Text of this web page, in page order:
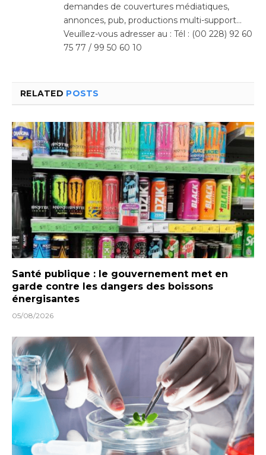
demandes de couvertures médiatiques,
annonces, pub, productions multi-support…
Veuillez-vous adresser au : Tél : (00 228) 92 60
75 77 / 99 50 60 10
RELATED POSTS
Santé publique : le gouvernement met en
garde contre les dangers des boissons
énergisantes
05/08/2026